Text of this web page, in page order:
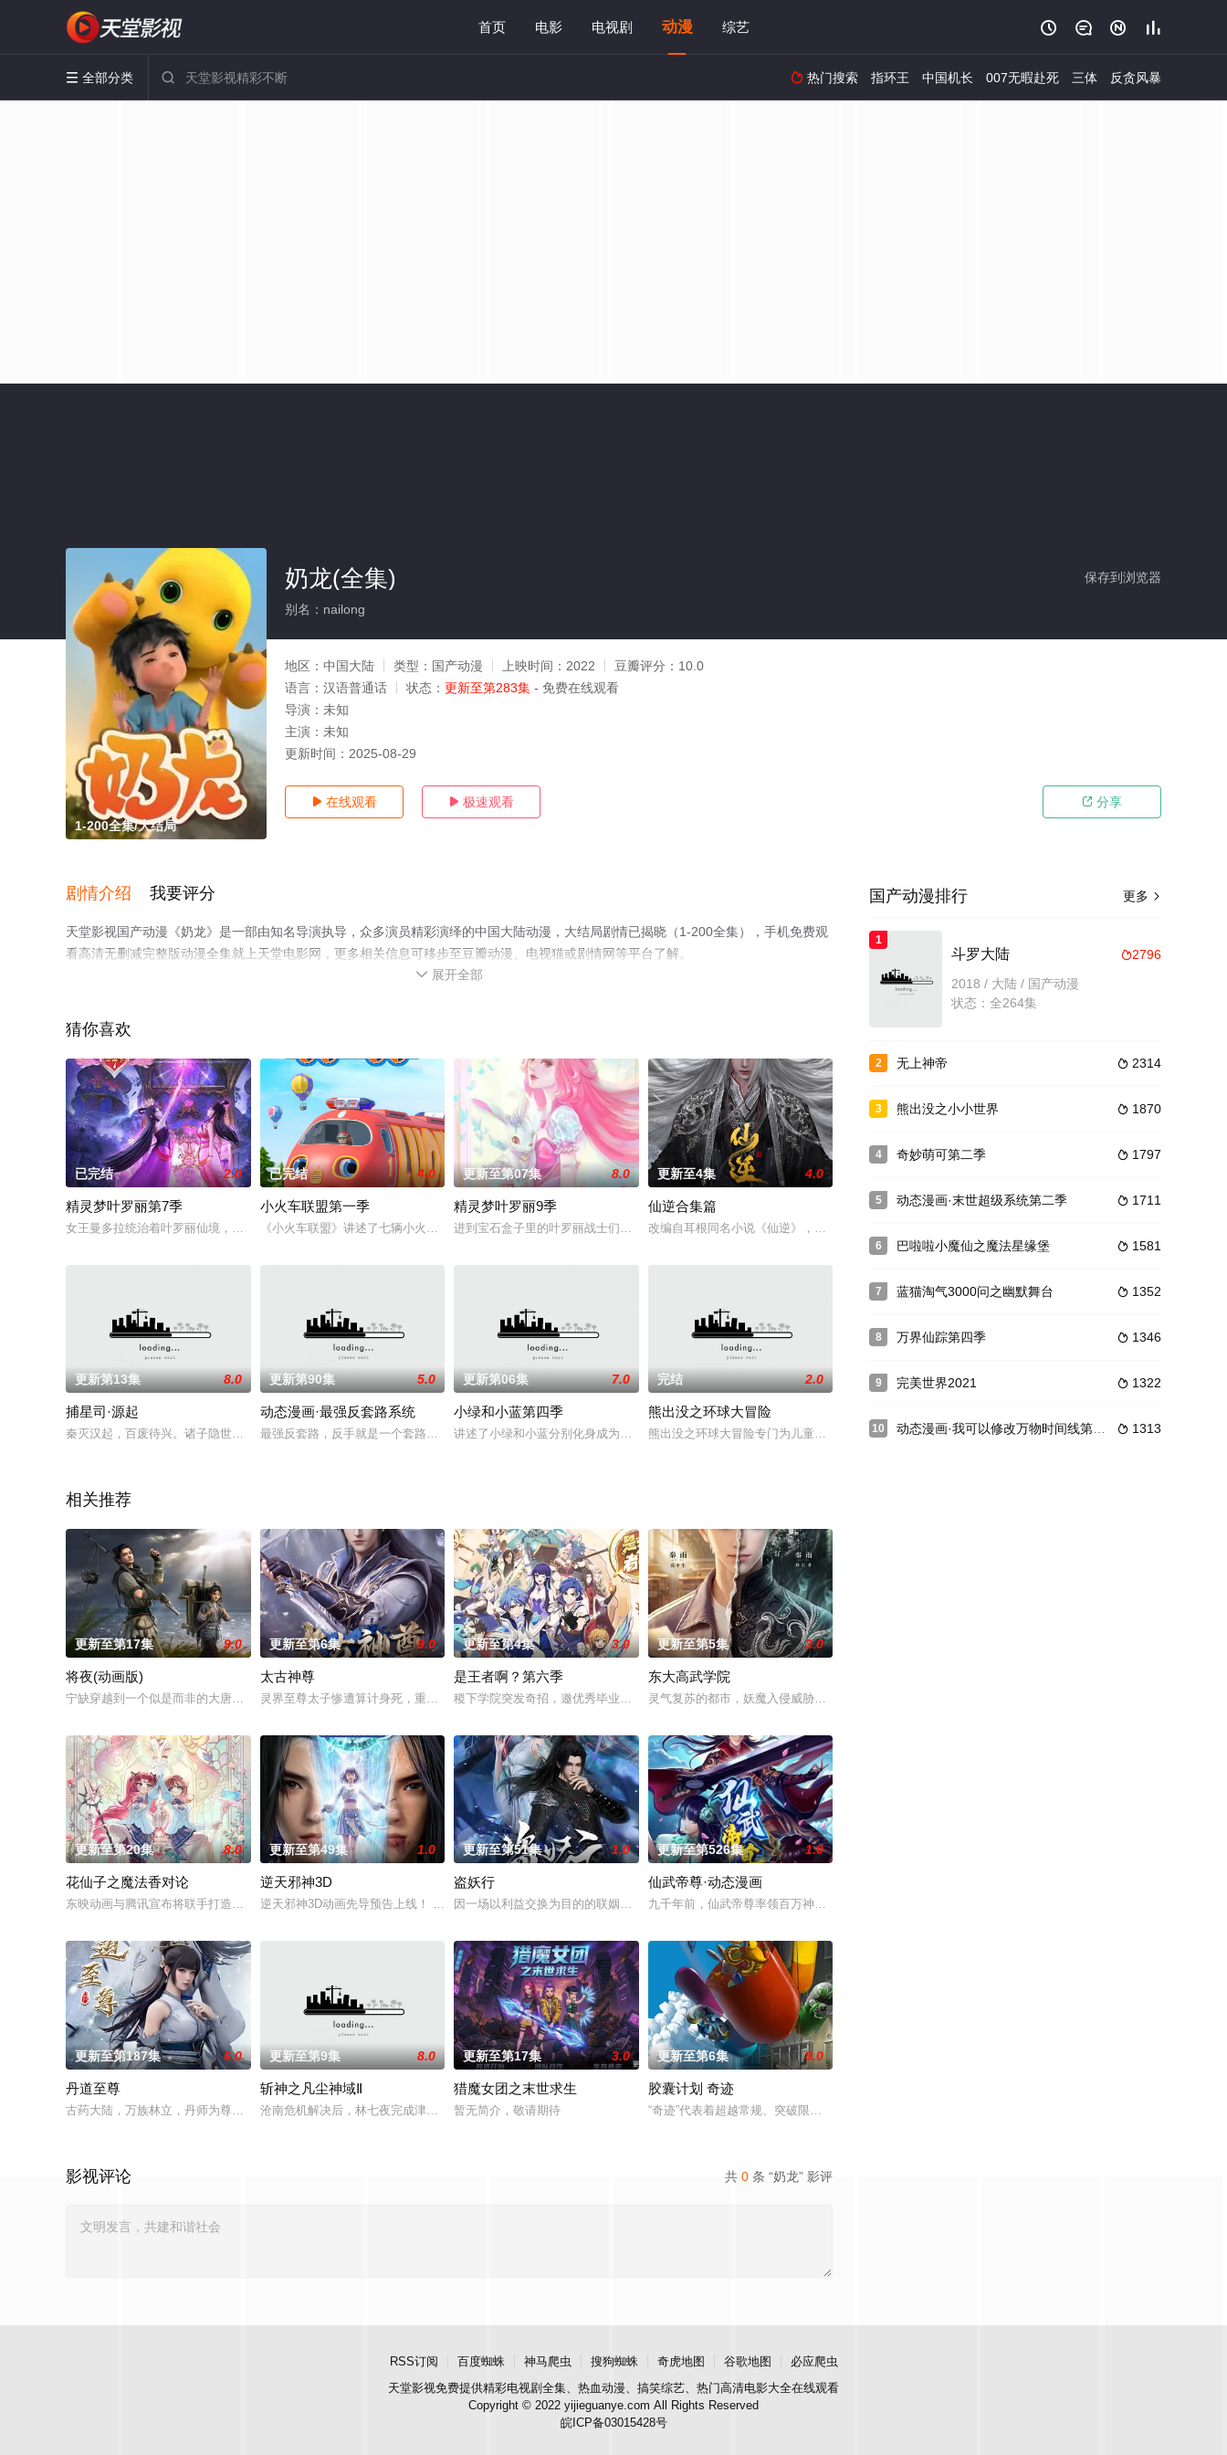
首页 电影 电视剧 动漫 综艺    
 全部分类   热门搜索 指环王 中国机长 007无暇赴死 三体 反贪风暴
1-200全集/大结局
保存到浏览器
奶龙(全集)
别名：nailong
地区： 中国大陆 类型： 国产动漫 上映时间： 2022 豆瓣评分： 10.0
语言： 汉语普通话 状态： 更新至第283集 - 免费在线观看
导演： 未知
主演： 未知
更新时间： 2025-08-29
 在线观看  极速观看  分享
剧情介绍 我要评分
天堂影视国产动漫《奶龙》是一部由知名导演执导，众多演员精彩演绎的中国大陆动漫，大结局剧情已揭晓（1-200全集），手机免费观
看高清无删减完整版动漫全集就上天堂电影网，更多相关信息可移步至豆瓣动漫、电视猫或剧情网等平台了解。
 展开全部
猜你喜欢
已完结 2.0
精灵梦叶罗丽第7季
女王曼多拉统治着叶罗丽仙境，因为人类大肆的破坏自然环境，使其严重影响到了仙境的存亡与仙子的安危。曼多拉仙子认为人类都是自私自利爱破坏，不相
已完结 4.0
小火车联盟第一季
《小火车联盟》讲述了七辆小火车在日常生活中，与其他小火车一同快乐相处，共同成长的故事。在通往南山岛的各条铁轨上，每个小火车都在繁忙的运送，
更新至第07集 8.0
精灵梦叶罗丽9季
进到宝石盒子里的叶罗丽战士们能打破记忆封印吗？浮云楼仙境银行里有什么秘密？被困在镜中世界的金王子，齐娜、菲灵、莫纱、荒石，又会如
更新至4集 4.0
仙逆合集篇
改编自耳根同名小说《仙逆》，讲述了乡村平凡少年王林以心中之感动，逆仙而修，求的不仅是长生，更多的
更新第13集 8.0
捕星司·源起
秦灭汉起，百废待兴。诸子隐世，氏族势行。驱车逐鹿，弱肉何争？同心携力，主臣兼行。天命赐异，源于甘星，施于阴阳，异于静动。静者天行，缓而止争
更新第90集 5.0
动态漫画·最强反套路系统
最强反套路，反手就是一个套路。 徐缺踏上了一条套路之路，每天不是在套路，就是正在去套路的路上！左手无尽之刃，右手诛仙神剑。横扫修仙界无敌手
更新第06集 7.0
小绿和小蓝第四季
讲述了小绿和小蓝分别化身成为了魔王小绿和骑士团团长小蓝，在一次次的对战日常中两人逐渐解除对立的人类世界与魔王世界之间的隔阂，敞开
完结 2.0
熊出没之环球大冒险
熊出没之环球大冒险专门为儿童打造的一部动画片。继续讲述熊兄弟联手对付伐木工光头强，保护原始森林的
相关推荐
更新至第17集 9.0
将夜(动画版)
宁缺穿越到一个似是而非的大唐世界，却发现此处为处处惊险的修行世界，原本以为自己可以从此吃香喝辣，一跃成为人上人时，他却发现自己既没有任何修
更新至第6集 9.0
太古神尊
灵界至尊太子惨遭算计身死，重生跌落凡尘沦为底层杂役！身怀绝世造化神丹与逆天功法，仅凭一柄锈剑掀翻整片武道世界。双武魂同步觉醒，炼化万灵、参
更新至第4集 3.0
是王者啊？第六季
稷下学院突发奇招，邀优秀毕业生返校担任临时“代课老师”！周瑜、诸葛亮展开启“双师对决”，以曜为首的“星之队”和在校生们，在与学长们的奇妙互
更新至第5集 3.0
东大高武学院
灵气复苏的都市，妖魔入侵威胁来袭，天生废灵根的少年秦雨体内意外觉醒神力，被选中成为神秘至强功法万
更新至第20集 8.0
花仙子之魔法香对论
东映动画与腾讯宣布将联手打造『花仙子』全新动画 新作将继承经典、结合潮流、呈现崭新的花仙子世界
更新至第49集 1.0
逆天邪神3D
逆天邪神3D动画先导预告上线！ 掌天毒之珠，承邪神之血，修逆天之力。 高能工作室出品，爱奇艺全网独播，敬请期待！
更新至第51集 1.0
盗妖行
因一场以利益交换为目的的联姻，太玄楼刺客江元与九璇宗圣女韶月奉命成婚。两人在洞房夜发起暗杀，却发现彼此皆是不死之身。为了得到对方
更新至第526集 1.0
仙武帝尊·动态漫画
九千年前，仙武帝尊率领百万神将打入太古洪荒，却无一人归来，只有一缕真火遗留世间。九千年后，门派废
更新至第187集 6.0
丹道至尊
古药大陆，万族林立，丹师为尊；双生武脉，再现世间！醉卧美人膝，成就丹道至尊！
更新至第9集 8.0
斩神之凡尘神域Ⅱ
沧南危机解决后，林七夜完成津南山为期一年的守夜人集训考核，成为了正式的守夜人后，重回136小队，与伙伴再度开启一场与古神教会的崭新较量……
更新至第17集 3.0
猎魔女团之末世求生
暂无简介，敬请期待
更新至第6集 9.0
胶囊计划 奇迹
“奇迹”代表着超越常规、突破限制，达到某种非凡成就，往往伴随着一种神秘感，让人们产生敬畏和好奇。这
共 0 条 “奶龙” 影评
影视评论
更多 
国产动漫排行
1
2796
斗罗大陆
2018 / 大陆 / 国产动漫
状态：全264集
2  2314
无上神帝
3  1870
熊出没之小小世界
4  1797
奇妙萌可第二季
5  1711
动态漫画·末世超级系统第二季
6  1581
巴啦啦小魔仙之魔法星缘堡
7  1352
蓝猫淘气3000问之幽默舞台
8  1346
万界仙踪第四季
9  1322
完美世界2021
10  1313
动态漫画·我可以修改万物时间线第一季
RSS订阅 百度蜘蛛 神马爬虫 搜狗蜘蛛 奇虎地图 谷歌地图
必应爬虫
天堂影视免费提供精彩电视剧全集、热血动漫、搞笑综艺、热门高清电影大全在线观看
Copyright © 2022 yijieguanye.com All Rights Reserved
皖ICP备03015428号